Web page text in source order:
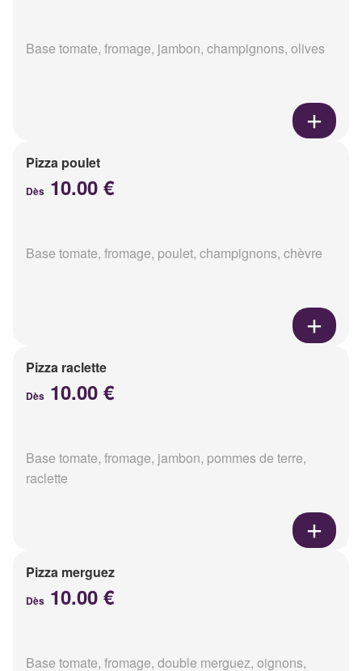
Base tomate, fromage, jambon, champignons, olives
Pizza poulet
Dès 10.00 €
Base tomate, fromage, poulet, champignons, chèvre
Pizza raclette
Dès 10.00 €
Base tomate, fromage, jambon, pommes de terre,
raclette
Pizza merguez
Dès 10.00 €
Base tomate, fromage, double merguez, oignons,